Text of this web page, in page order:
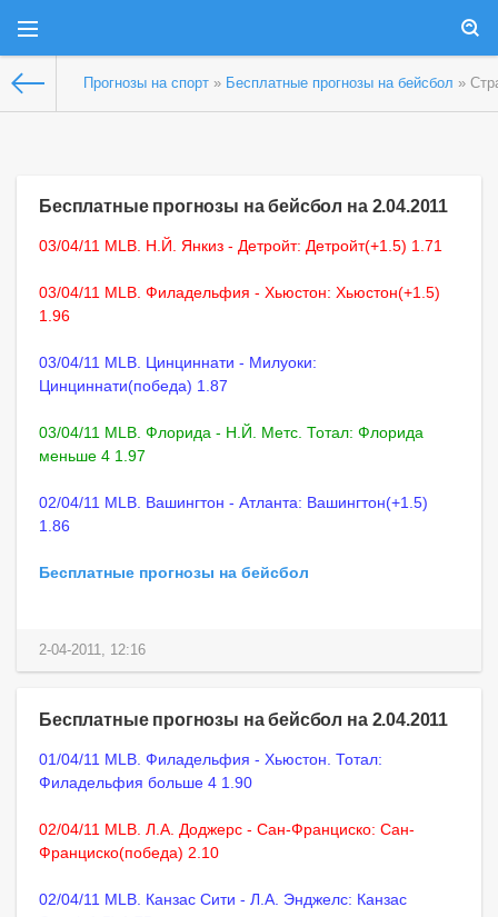
Прогнозы на спорт » Бесплатные прогнозы на бейсбол »
Бесплатные прогнозы на бейсбол на 2.04.2011
03/04/11 MLB. Н.Й. Янкиз - Детройт: Детройт(+1.5) 1.71
03/04/11 MLB. Филадельфия - Хьюстон: Хьюстон(+1.5)
1.96
03/04/11 MLB. Цинциннати - Милуоки:
Цинциннати(победа) 1.87
03/04/11 MLB. Флорида - Н.Й. Метс. Тотал: Флорида
меньше 4 1.97
02/04/11 MLB. Вашингтон - Атланта: Вашингтон(+1.5)
1.86
Бесплатные прогнозы на бейсбол
2-04-2011, 12:16
Бесплатные прогнозы на бейсбол на 2.04.2011
01/04/11 MLB. Филадельфия - Хьюстон. Тотал:
Филадельфия больше 4 1.90
02/04/11 MLB. Л.А. Доджерс - Сан-Франциско: Сан-
Франциско(победа) 2.10
02/04/11 MLB. Канзас Сити - Л.А. Энджелс: Канзас